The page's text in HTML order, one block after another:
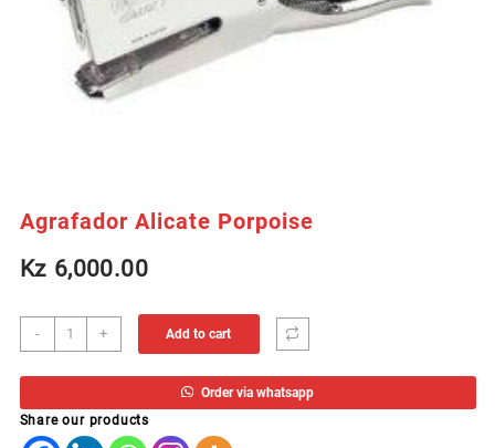
Agrafador Alicate Porpoise
Kz6,000.00
-
Agrafador
Alicate
Porpoise
+ Add to cart
Order via whatsapp
Share our products